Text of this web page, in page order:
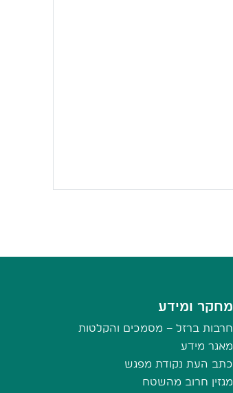
מחקר ומידע
חרבות ברזל – מסמכים והקלטות
מאגר מידע
כתב העת נקודת מפגש
מגזין חרוב מהשטח